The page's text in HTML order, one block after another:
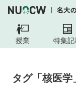
授業 特集記
タグ「核医学